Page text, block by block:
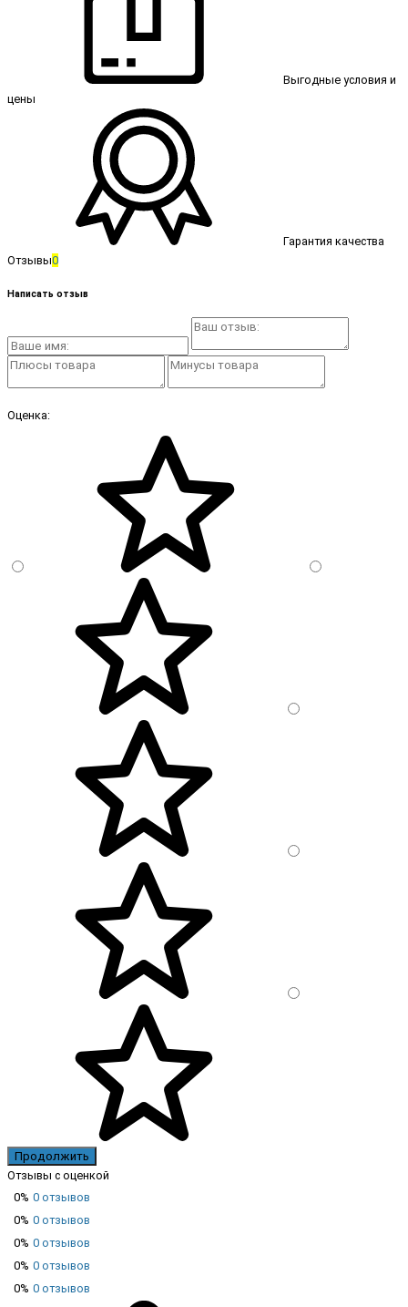
Выгодные условия и
цены
Гарантия качества
Отзывы0
Написать отзыв
Оценка:
Продолжить
Отзывы с оценкой
0% 0 отзывов
0% 0 отзывов
0% 0 отзывов
0% 0 отзывов
0% 0 отзывов